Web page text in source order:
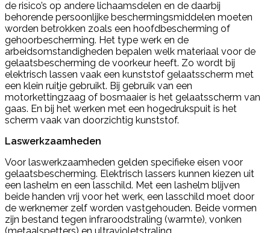
de risico’s op andere lichaamsdelen en de daarbij
behorende persoonlijke beschermingsmiddelen moeten
worden betrokken zoals een hoofdbescherming of
gehoorbescherming. Het type werk en de
arbeidsomstandigheden bepalen welk materiaal voor de
gelaatsbescherming de voorkeur heeft. Zo wordt bij
elektrisch lassen vaak een kunststof gelaatsscherm met
een klein ruitje gebruikt. Bij gebruik van een
motorkettingzaag of bosmaaier is het gelaatsscherm van
gaas. En bij het werken met een hogedrukspuit is het
scherm vaak van doorzichtig kunststof.
Laswerkzaamheden
Voor laswerkzaamheden gelden specifieke eisen voor
gelaatsbescherming. Elektrisch lassers kunnen kiezen uit
een lashelm en een lasschild. Met een lashelm blijven
beide handen vrij voor het werk, een lasschild moet door
de werknemer zelf worden vastgehouden. Beide vormen
zijn bestand tegen infraroodstraling (warmte), vonken